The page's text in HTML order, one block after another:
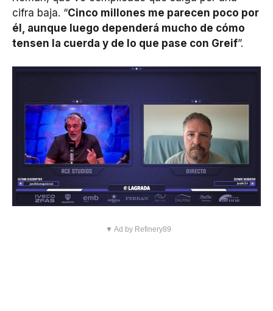
cifra baja. “Cinco millones me parecen poco por
él, aunque luego dependerá mucho de cómo
tensen la cuerda y de lo que pase con Greif”.
▼ Ad by Refinery89